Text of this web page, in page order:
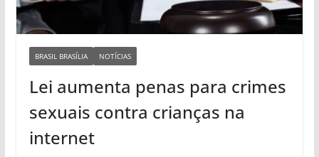
BRASIL BRASÍLIA NOTÍCIAS
Lei aumenta penas para crimes
sexuais contra crianças na
internet